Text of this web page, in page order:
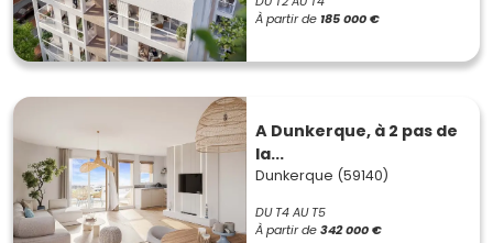
À partir de 185 000 €
A Dunkerque, à 2 pas de
la...
Dunkerque (59140)
DU T4 AU T5
À partir de342 000 €